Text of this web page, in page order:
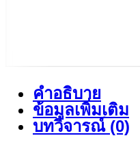
คำอธิบาย
ข้อมูลเพิ่มเติม
บทวิจารณ์ (0)